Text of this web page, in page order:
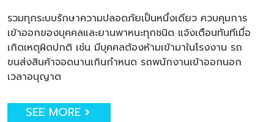
รวมทุกระบบรักษาความปลอดภัยเป็นหนึ่งเดียว ควบคุมการ
เข้าออกของบุคคลและยานพาหนะทุกชนิด แจ้งเตือนทันทีเมื่อ
เกิดเหตุผิดปกติ เช่น มีบุคคลต้องห้ามเข้ามาในโรงงาน รถ
ขนส่งสินค้าจอดนานเกินกำหนด รถพนักงานเข้าออกนอก
เวลาอนุญาต
SEE MORE